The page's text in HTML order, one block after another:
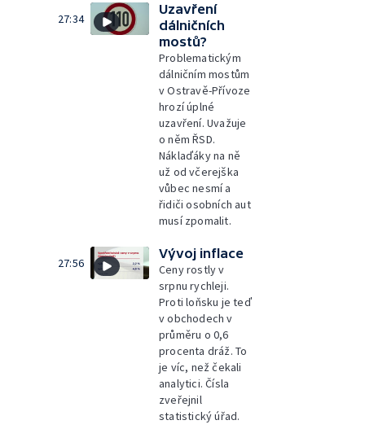
27:34
Uzavření
dálničních
mostů?
Problematickým
dálničním mostům
v Ostravě-Přívoze
hrozí úplné
uzavření. Uvažuje
o něm ŘSD.
Náklaďáky na ně
už od včerejška
vůbec nesmí a
řidiči osobních aut
musí zpomalit.
27:56
Vývoj inflace
Ceny rostly v
srpnu rychleji.
Proti loňsku je teď
v obchodech v
průměru o 0,6
procenta dráž. To
je víc, než čekali
analytici. Čísla
zveřejnil
statistický úřad.